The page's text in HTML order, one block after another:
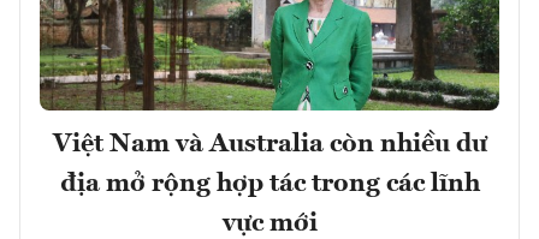
Việt Nam và Australia còn nhiều dư
địa mở rộng hợp tác trong các lĩnh
vực mới